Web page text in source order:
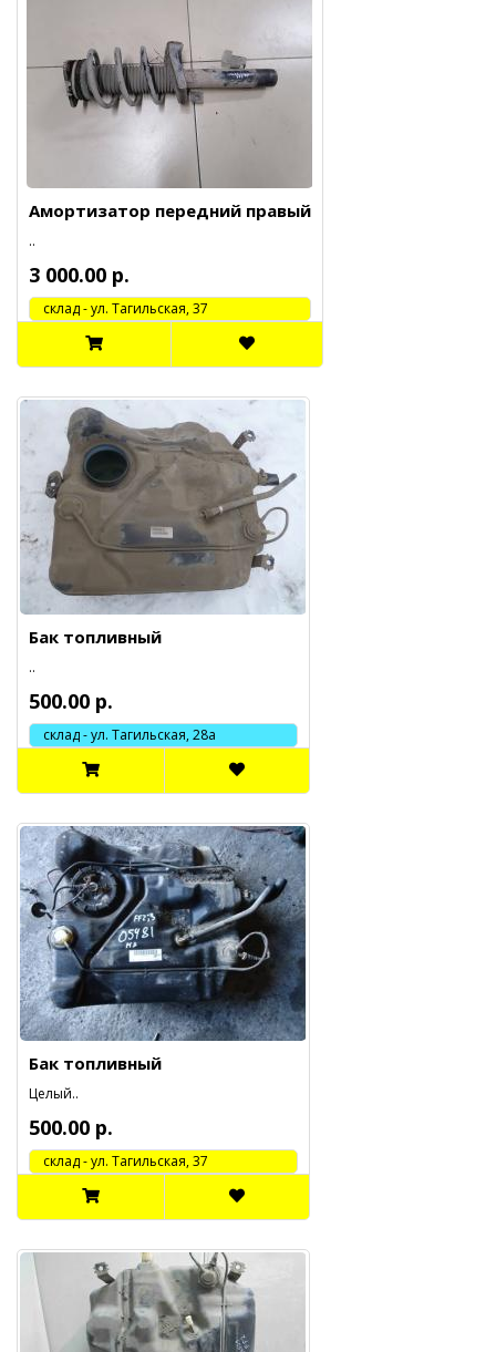
Амортизатор передний правый
..
3 000.00 р.
cклад - ул. Тагильская, 37
Бак топливный
..
500.00 р.
склад - ул. Тагильская, 28а
Бак топливный
Целый..
500.00 р.
cклад - ул. Тагильская, 37